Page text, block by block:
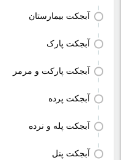
آبجکت بیمارستان
آبجکت پارک
آبجکت پارکت و مرمر
آبجکت پرده
آبجکت پله و نرده
آبجکت پنل